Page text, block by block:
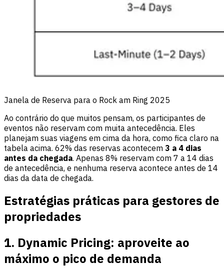
Janela de Reserva para o Rock am Ring 2025
Ao contrário do que muitos pensam, os participantes de
eventos não reservam com muita antecedência. Eles
planejam suas viagens em cima da hora, como fica claro na
tabela acima. 62% das reservas acontecem 3 a 4 dias
antes da chegada. Apenas 8% reservam com 7 a 14 dias
de antecedência, e nenhuma reserva acontece antes de 14
dias da data de chegada.
Estratégias práticas para gestores de
propriedades
1. Dynamic Pricing: aproveite ao
máximo o pico de demanda